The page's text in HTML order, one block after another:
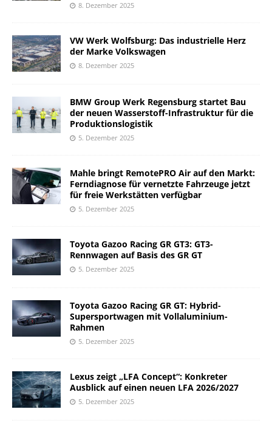
8. Dezember 2025
VW Werk Wolfsburg: Das industrielle Herz
der Marke Volkswagen
8. Dezember 2025
BMW Group Werk Regensburg startet Bau
der neuen Wasserstoff-Infrastruktur für die
Produktionslogistik
5. Dezember 2025
Mahle bringt RemotePRO Air auf den Markt:
Ferndiagnose für vernetzte Fahrzeuge jetzt
für freie Werkstätten verfügbar
5. Dezember 2025
Toyota Gazoo Racing GR GT3: GT3-
Rennwagen auf Basis des GR GT
5. Dezember 2025
Toyota Gazoo Racing GR GT: Hybrid-
Supersportwagen mit Vollaluminium-
Rahmen
5. Dezember 2025
Lexus zeigt „LFA Concept“: Konkreter
Ausblick auf einen neuen LFA 2026/2027
5. Dezember 2025